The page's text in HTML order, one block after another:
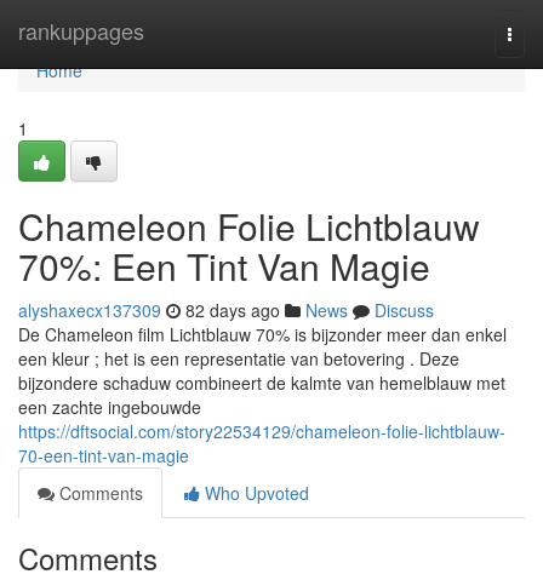
rankuppages
Home
Home
1
Chameleon Folie Lichtblauw
70%: Een Tint Van Magie
alyshaxecx137309 82 days ago News
Discuss
De Chameleon film Lichtblauw 70% is bijzonder meer dan enkel
een kleur ; het is een representatie van betovering . Deze
bijzondere schaduw combineert de kalmte van hemelblauw met
een zachte ingebouwde
https://dftsocial.com/story22534129/chameleon-folie-lichtblauw-
70-een-tint-van-magie
Comments
Who Upvoted
Comments